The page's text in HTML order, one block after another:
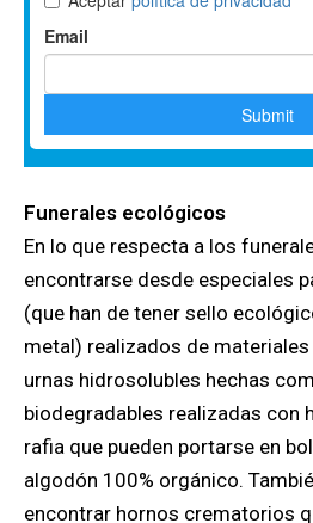
Funerales ecológicos
En lo que respecta a los
encontrarse desde especiales
(que han de tener sello
metal) realizados de
urnas hidrosolubles hechas
biodegradables realizadas con
rafia que pueden portarse en
algodón 100% orgánico.
encontrar hornos crematorios